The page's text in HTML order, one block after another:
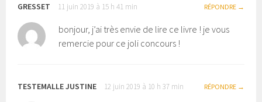
GRESSET 11 juin 2019 à 15 h 41 min RÉPONDRE
bonjour, j’ai très envie de lire ce livre ! je vous
remercie pour ce joli concours !
TESTEMALLE JUSTINE 12 juin 2019 à 10 h 37 min RÉPONDRE